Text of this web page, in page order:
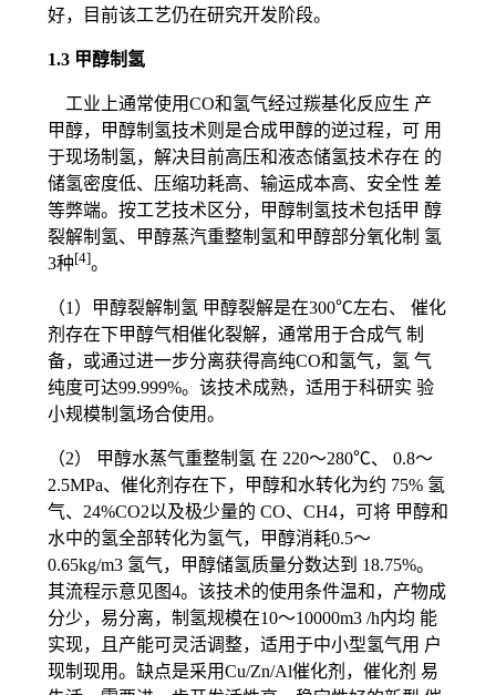
好，目前该工艺仍在研究开发阶段。
1.3 甲醇制氢
工业上通常使用CO和氢气经过羰基化反应生 产
甲醇，甲醇制氢技术则是合成甲醇的逆过程，可 用
于现场制氢，解决目前高压和液态储氢技术存在 的
储氢密度低、压缩功耗高、输运成本高、安全性 差
等弊端。按工艺技术区分，甲醇制氢技术包括甲 醇
裂解制氢、甲醇蒸汽重整制氢和甲醇部分氧化制 氢
3种[4]。
（1）甲醇裂解制氢 甲醇裂解是在300℃左右、 催化
剂存在下甲醇气相催化裂解，通常用于合成气 制
备，或通过进一步分离获得高纯CO和氢气，氢 气
纯度可达99.999%。该技术成熟，适用于科研实 验
小规模制氢场合使用。
（2） 甲醇水蒸气重整制氢 在 220～280℃、 0.8～
2.5MPa、催化剂存在下，甲醇和水转化为约 75% 氢
气、24%CO2以及极少量的 CO、CH4，可将 甲醇和
水中的氢全部转化为氢气，甲醇消耗0.5～
0.65kg/m3 氢气，甲醇储氢质量分数达到 18.75%。
其流程示意见图4。该技术的使用条件温和，产物成
分少，易分离，制氢规模在10～10000m3 /h内均 能
实现，且产能可灵活调整，适用于中小型氢气用 户
现制现用。缺点是采用Cu/Zn/Al催化剂，催化剂 易